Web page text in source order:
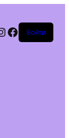
Войти